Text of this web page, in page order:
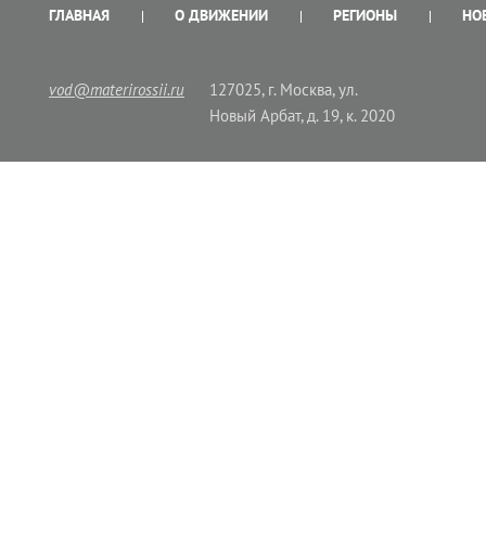
ГЛАВНАЯ О ДВИЖЕНИИ РЕГИОНЫ
vod@materirossii.ru
127025, г. Москва, ул.
Новый Арбат, д. 19, к. 2020